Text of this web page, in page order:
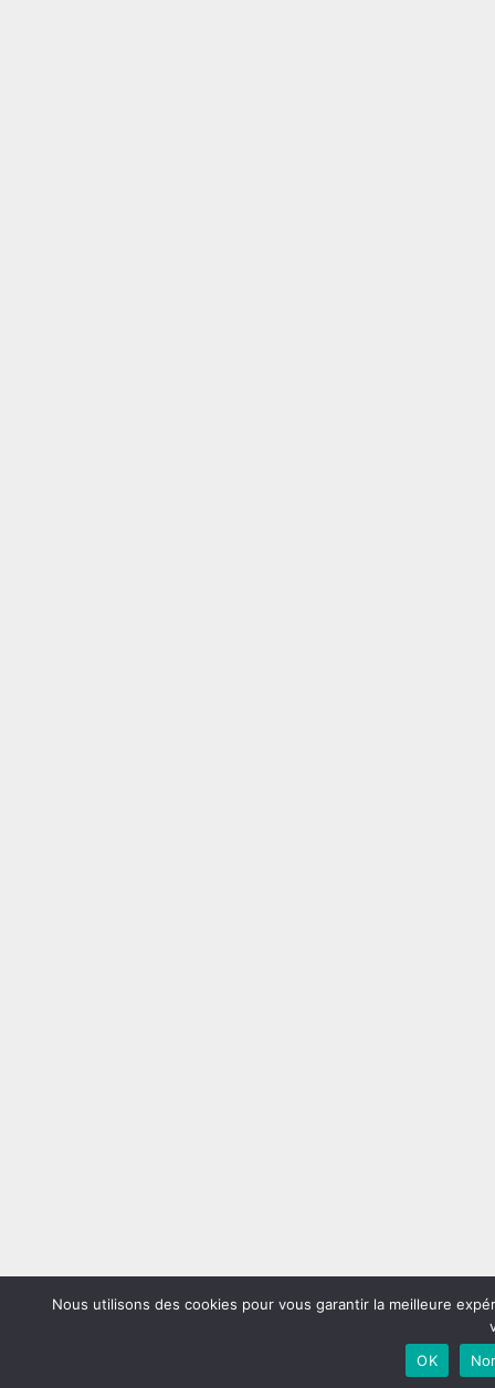
Nous utilisons des cookies pour vous garantir la meilleure
OK